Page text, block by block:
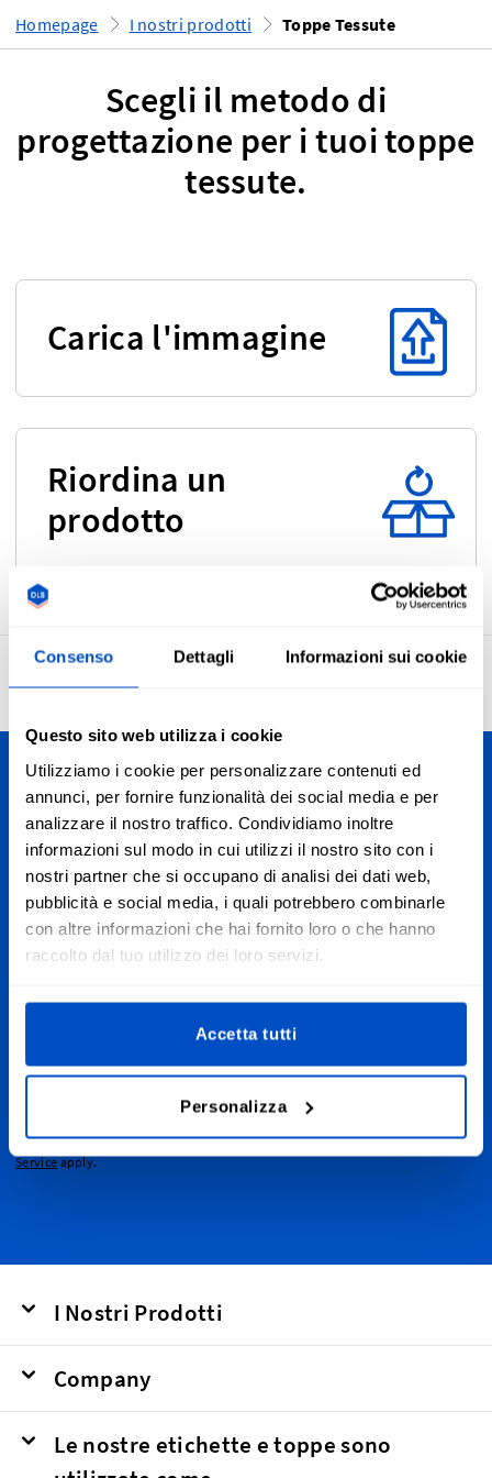
Consenso Dettagli Informazioni sui cookie
Questo sito web utilizza i cookie
Utilizziamo i cookie per personalizzare contenuti ed
annunci, per fornire funzionalità dei social media e per
analizzare il nostro traffico. Condividiamo inoltre
informazioni sul modo in cui utilizzi il nostro sito con i
nostri partner che si occupano di analisi dei dati web,
pubblicità e social media, i quali potrebbero combinarle
con altre informazioni che hai fornito loro o che hanno
raccolto dal tuo utilizzo dei loro servizi.
Accetta tutti
Personalizza
Homepage I nostri prodotti Toppe Tessute
Scegli il metodo di
progettazione per i tuoi toppe
tessute.
Carica l'immagine
Riordina un
prodotto
4.7
Personalizza le tue creazioni
Spediamo in tutta la Svizzera, dal Canton Ticino alla
Romandia passando dalle Alpi fino a Zurigo e St. Moritz. E,
ovviamente, spediamo anche in tutto il mondo.
Iscrizione alla newsletter
Iscriviti alla nostra newsletter, e-mail di marketing e di
Indirizzo email
This form is protected by reCAPTCHA - theGoogle Privacy PolicyandTerms of
Serviceapply.
I Nostri Prodotti
Company
Le nostre etichette e toppe sono